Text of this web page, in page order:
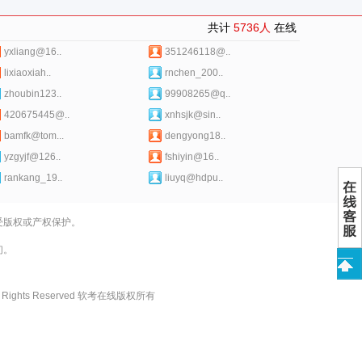
共计 5736人 在线
yxliang@16..
351246118@..
lixiaoxiah..
rnchen_200..
zhoubin123..
99908265@q..
420675445@..
xnhsjk@sin..
bamfk@tom...
dengyong18..
yzgyjf@126..
fshiyin@16..
rankang_19..
liuyq@hdpu..
权或产权保护。
Reserved 软考在线版权所有